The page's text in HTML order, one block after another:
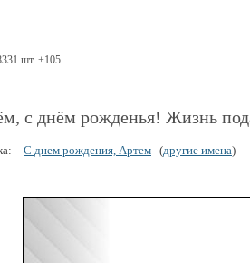
шт. +105
с днём рожденья! Жизнь
С днем рождения, Артем (другие имена)